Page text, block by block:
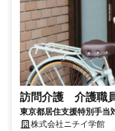
訪問介護 介護職
東京都居住支援特別手当
「誰かの役に立っている
株式会社ニチイ学館